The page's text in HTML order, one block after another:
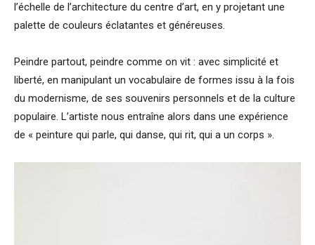
l’échelle de l’architecture du centre d’art, en y projetant une
palette de couleurs éclatantes et généreuses.
Peindre partout, peindre comme on vit : avec simplicité et
liberté, en manipulant un vocabulaire de formes issu à la fois
du modernisme, de ses souvenirs personnels et de la culture
populaire. L’artiste nous entraîne alors dans une expérience
de « peinture qui parle, qui danse, qui rit, qui a un corps ».